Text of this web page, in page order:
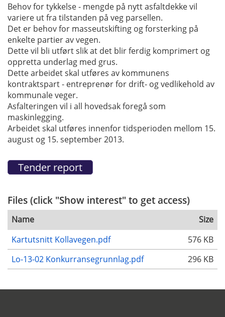
Behov for tykkelse - mengde på nytt asfaltdekke vil
variere ut fra tilstanden på veg parsellen.
Det er behov for masseutskifting og forsterking på
enkelte partier av vegen.
Dette vil bli utført slik at det blir ferdig komprimert og
oppretta underlag med grus.
Dette arbeidet skal utføres av kommunens
kontraktspart - entreprenør for drift- og vedlikehold av
kommunale veger.
Asfalteringen vil i all hovedsak foregå som
maskinlegging.
Arbeidet skal utføres innenfor tidsperioden mellom 15.
august og 15. september 2013.
Files (click "Show interest" to get access)
Name
Size
Kartutsnitt Kollavegen.pdf
576 KB
Lo-13-02 Konkurransegrunnlag.pdf
296 KB